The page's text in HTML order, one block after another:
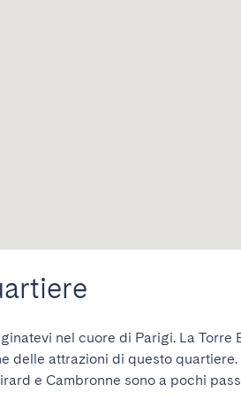
nel cuore di Parigi. La
delle attrazioni di questo
e Cambronne sono a pochi